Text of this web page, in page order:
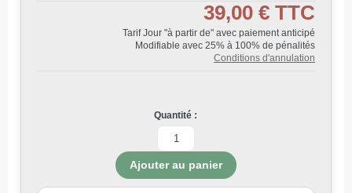
39,00 € TTC
Tarif Jour "à partir de" avec paiement anticipé
Modifiable avec 25% à 100% de pénalités
Conditions d'annulation
Quantité :